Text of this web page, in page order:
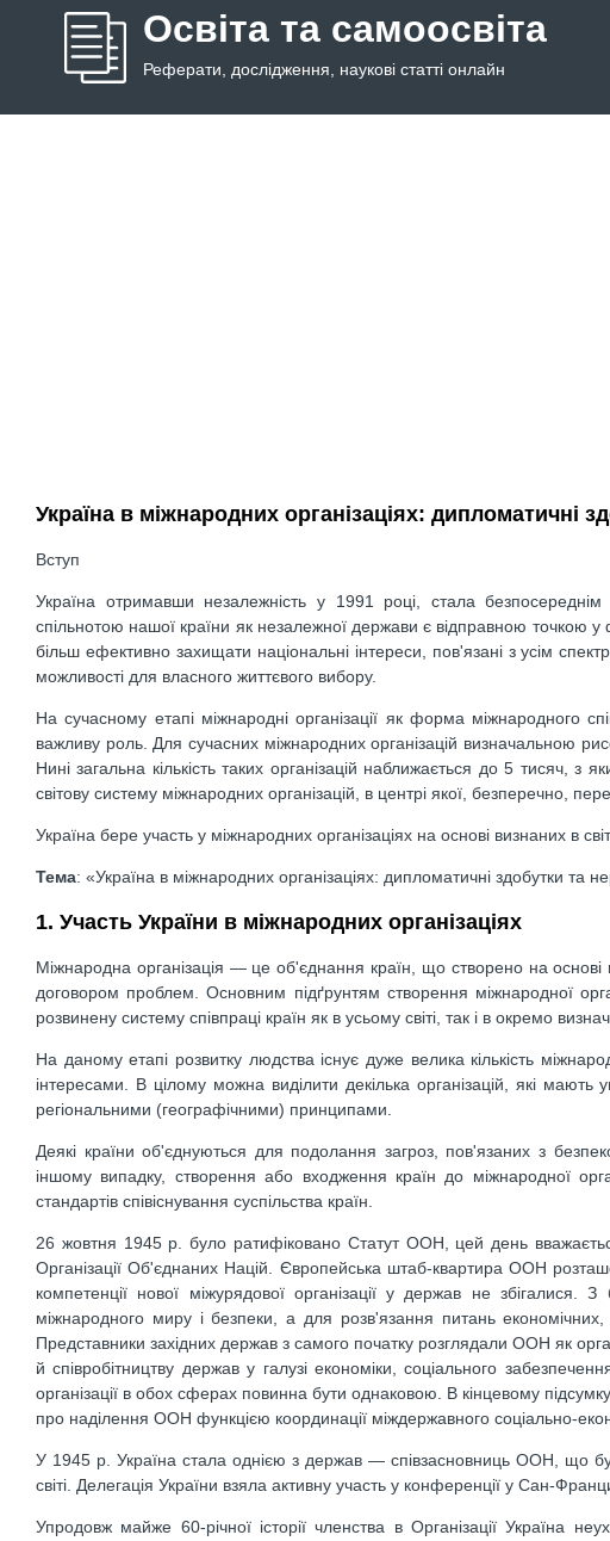
Освіта та самоосвіта
Реферати, дослідження, наукові статті онлайн
Україна в міжнародних організаціях: дипломатичні
Вступ
Україна отримавши незалежність у 1991 році, стала
спільнотою нашої країни як незалежної держави є відправною точкою
більш ефективно захищати національні інтереси, пов'язані з усім
можливості для власного життєвого вибору.
На сучасному етапі міжнародні організації як форма міжнародного
важливу роль. Для сучасних міжнародних організацій визначальною
Нині загальна кількість таких організацій наближається до 5 тисяч,
світову систему міжнародних організацій, в центрі якої, безперечно,
Україна бере участь у міжнародних організаціях на основі визнаних в
Тема: «Україна в міжнародних організаціях: дипломатичні здобутки та
1. Участь України в міжнародних організаціях
Міжнародна організація — це об'єднання країн, що створено на
договором проблем. Основним підґрунтям створення міжнародної
розвинену систему співпраці країн як в усьому світі, так і в окремо
На даному етапі розвитку людства існує дуже велика кількість
інтересами. В цілому можна виділити декілька організацій, які мають
регіональними (географічними) принципами.
Деякі країни об'єднуються для подолання загроз, пов'язаних з
іншому випадку, створення або входження країн до міжнародної
стандартів співіснування суспільства країн.
26 жовтня 1945 р. було ратифіковано Статут ООН, цей день
Організації Об'єднаних Націй. Європейська штаб-квартира ООН
компетенції нової міжурядової організації у держав не
міжнародного миру і безпеки, а для розв'язання питань економічних,
Представники західних держав з самого початку розглядали ООН як
й співробітництву держав у галузі економіки, соціального
організації в обох сферах повинна бути однаковою. В кінцевому
про наділення ООН функцією координації міждержавного соціально-
У 1945 р. Україна стала однією з держав — співзасновниць ООН, що
світі. Делегація України взяла активну участь у конференції у Сан-
Упродовж майже 60-річної історії членства в Організації Україна